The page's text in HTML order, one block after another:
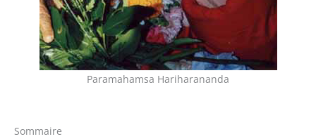
Paramahamsa Hariharananda
Sommaire